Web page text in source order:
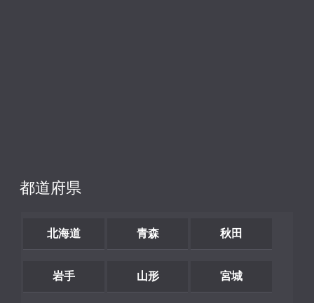
都道府県
北海道 青森 秋田
岩手 山形 宮城